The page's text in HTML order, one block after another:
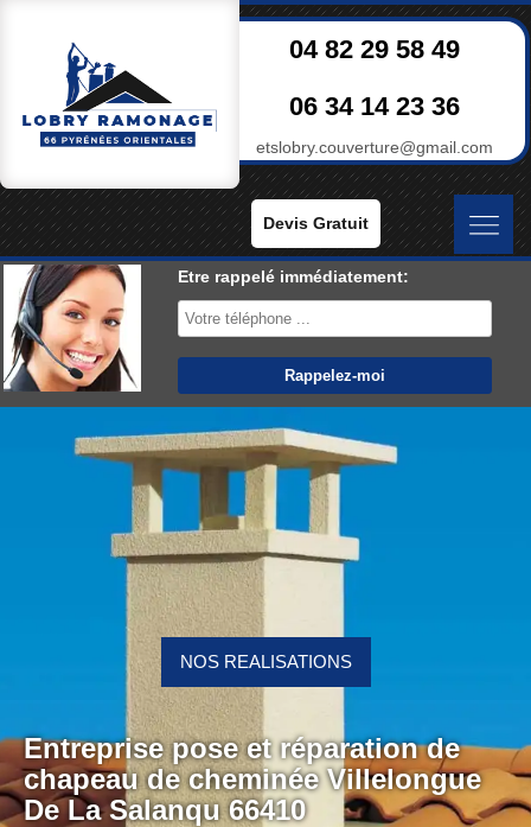
04 82 29 58 49
06 34 14 23 36
etslobry.couverture@gmail.com
Devis Gratuit
Etre rappelé immédiatement:
Entreprise pose et réparation de
chapeau de cheminée Villelongue
De La Salanqu 66410
NOS REALISATIONS